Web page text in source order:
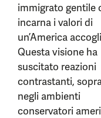
immigrato gentile
incarna i valori di
un’America
Questa visione ha
suscitato reazioni
contrastanti,
negli ambienti
conservatori